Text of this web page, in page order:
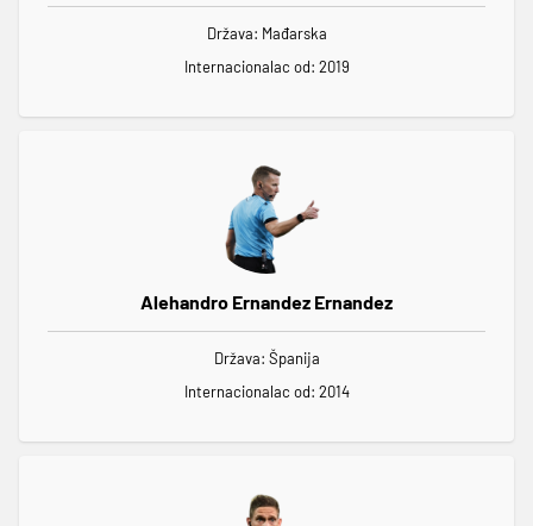
Država: Mađarska
Internacionalac od: 2019
Alehandro Ernandez Ernandez
Država: Španija
Internacionalac od: 2014